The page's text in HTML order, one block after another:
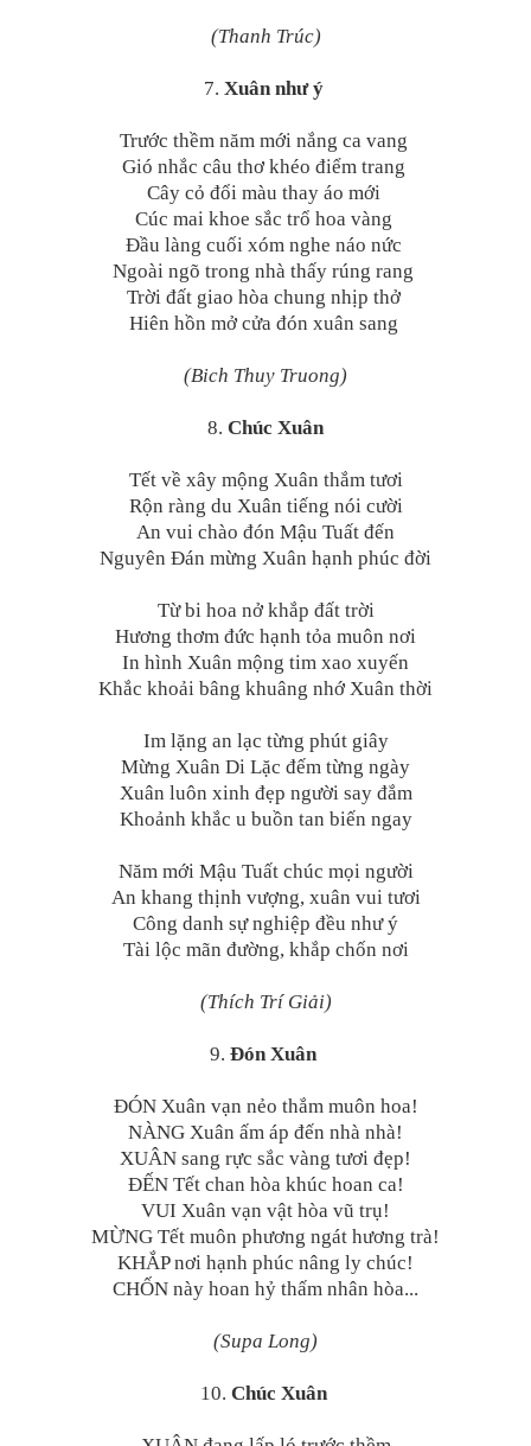
(Thanh Trúc)
7. Xuân như ý
Trước thềm năm mới nắng ca vang
Gió nhắc câu thơ khéo điểm trang
Cây cỏ đổi màu thay áo mới
Cúc mai khoe sắc trổ hoa vàng
Đầu làng cuối xóm nghe náo nức
Ngoài ngõ trong nhà thấy rúng rang
Trời đất giao hòa chung nhịp thở
Hiên hồn mở cửa đón xuân sang
(Bich Thuy Truong)
8. Chúc Xuân
Tết về xây mộng Xuân thắm tươi
Rộn ràng du Xuân tiếng nói cười
An vui chào đón Mậu Tuất đến
Nguyên Đán mừng Xuân hạnh phúc đời
Từ bi hoa nở khắp đất trời
Hương thơm đức hạnh tỏa muôn nơi
In hình Xuân mộng tim xao xuyến
Khắc khoải bâng khuâng nhớ Xuân thời
Im lặng an lạc từng phút giây
Mừng Xuân Di Lặc đếm từng ngày
Xuân luôn xinh đẹp người say đắm
Khoảnh khắc u buồn tan biến ngay
Năm mới Mậu Tuất chúc mọi người
An khang thịnh vượng, xuân vui tươi
Công danh sự nghiệp đều như ý
Tài lộc mãn đường, khắp chốn nơi
(Thích Trí Giải)
9. Đón Xuân
ĐÓN Xuân vạn nẻo thắm muôn hoa!
NÀNG Xuân ấm áp đến nhà nhà!
XUÂN sang rực sắc vàng tươi đẹp!
ĐẾN Tết chan hòa khúc hoan ca!
VUI Xuân vạn vật hòa vũ trụ!
MỪNG Tết muôn phương ngát hương trà!
KHẮP nơi hạnh phúc nâng ly chúc!
CHỐN này hoan hỷ thấm nhân hòa...
(Supa Long)
10. Chúc Xuân